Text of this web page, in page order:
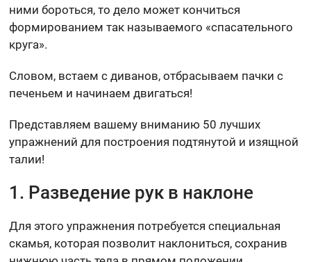
ними бороться, то дело может кончиться
формированием так называемого «спасательного
круга».
Словом, встаем с диванов, отбрасываем пачки с
печеньем и начинаем двигаться!
Представляем вашему вниманию 50 лучших
упражнений для построения подтянутой и изящной
талии!
1. Разведение рук в наклоне
Для этого упражнения потребуется специальная
скамья, которая позволит наклониться, сохранив